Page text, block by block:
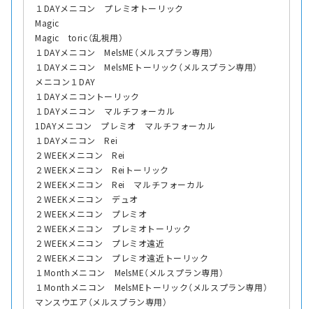
１DAYメニコン プレミオトーリック
Magic
Magic toric（乱視用）
１DAYメニコン MelsME（メルスプラン専用）
１DAYメニコン MelsMEトーリック（メルスプラン専用）
メニコン１DAY
１DAYメニコントーリック
１DAYメニコン マルチフォーカル
1DAYメニコン プレミオ マルチフォーカル
１DAYメニコン Rei
２WEEKメニコン Rei
２WEEKメニコン Reiトーリック
２WEEKメニコン Rei マルチフォーカル
２WEEKメニコン デュオ
２WEEKメニコン プレミオ
２WEEKメニコン プレミオトーリック
２WEEKメニコン プレミオ遠近
２WEEKメニコン プレミオ遠近トーリック
１Monthメニコン MelsME（メルスプラン専用）
１Monthメニコン MelsMEトーリック（メルスプラン専用）
マンスウエア（メルスプラン専用）